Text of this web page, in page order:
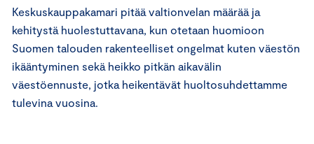
Keskuskauppakamari pitää valtionvelan määrää ja
kehitystä huolestuttavana, kun otetaan huomioon
Suomen talouden rakenteelliset ongelmat kuten väestön
ikääntyminen sekä heikko pitkän aikavälin
väestöennuste, jotka heikentävät huoltosuhdettamme
tulevina vuosina.